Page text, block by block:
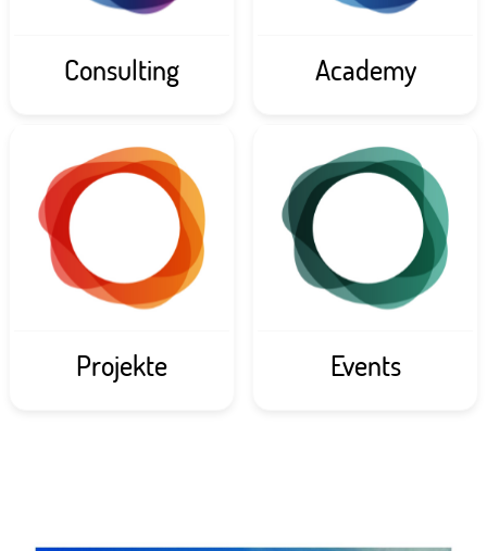
Consulting Academy
Projekte Events